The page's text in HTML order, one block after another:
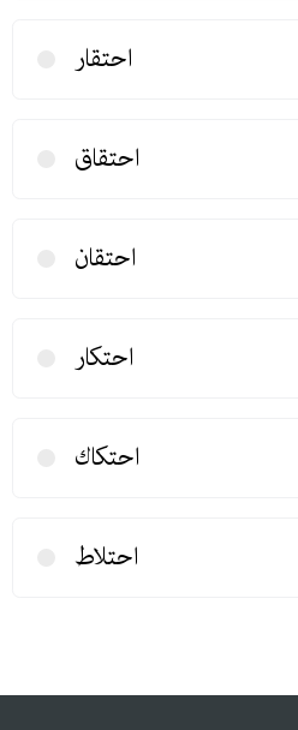
احتقار
احتقاق
احتقان
احتكار
احتكاك
احتلاط